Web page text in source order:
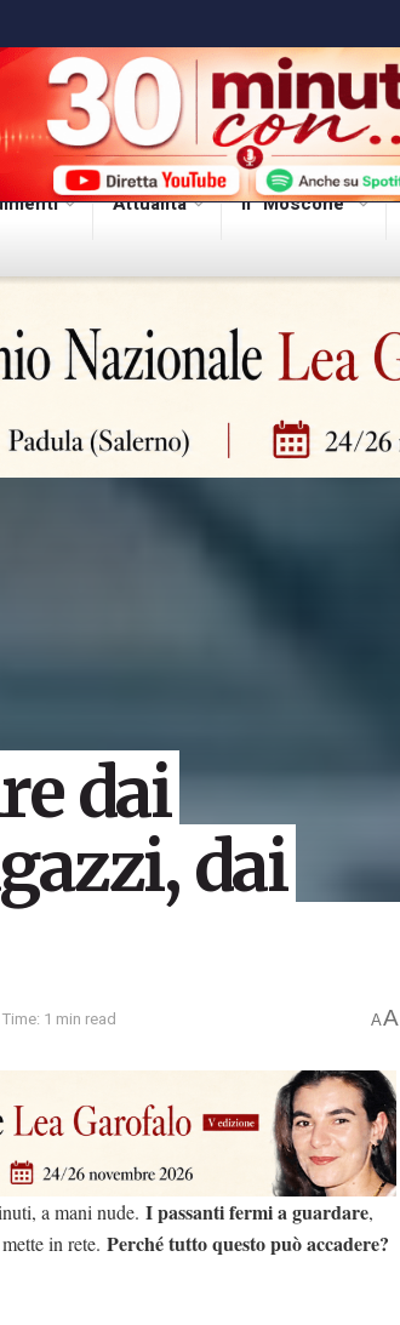
Attualità Il “Moscone”
dai
dai
1 min read AA
a mani nude. I passanti fermi a guardare,
in rete. Perché tutto questo può accadere?